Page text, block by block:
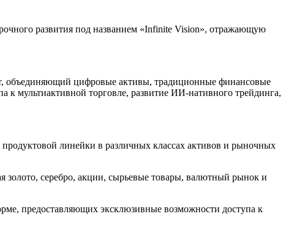
развития под названием «Infinite Vision», отражающую
объединяющий цифровые активы, традиционные финансовые
мультиактивной торговле, развитие ИИ-нативного трейдинга,
линейки в различных классах активов и рыночных
золото, серебро, акции, сырьевые товары, валютный рынок и
предоставляющих эксклюзивные возможности доступа к